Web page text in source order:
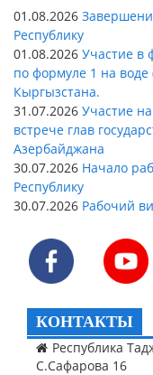
01.08.2026
Республику
01.08.2026 Участие в
по формуле 1 на воде
Кыргызстана.
31.07.2026 Участие
встрече глав
Азербайджана
30.07.2026 Начало
Республику
30.07.2026 Рабочий
КОНТАКТЫ
Республика
С.Сафарова 16